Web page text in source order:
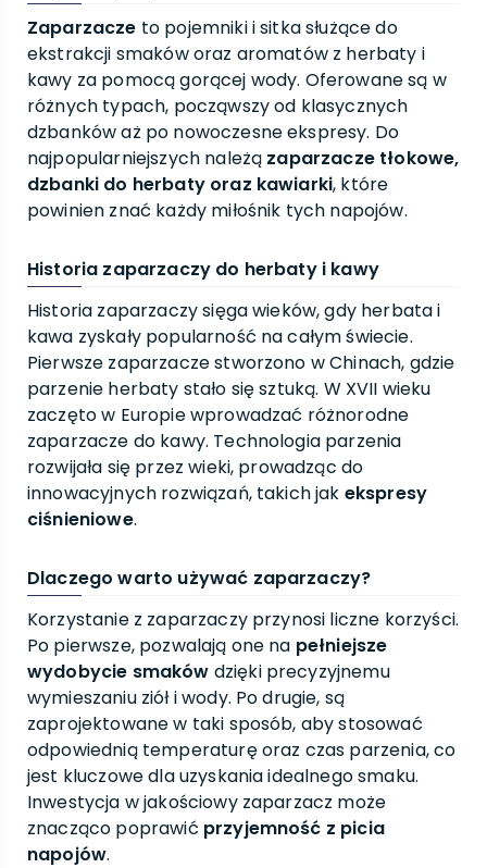
Zaparzacze to pojemniki i sitka służące do
ekstrakcji smaków oraz aromatów z herbaty i
kawy za pomocą gorącej wody. Oferowane są w
różnych typach, począwszy od klasycznych
dzbanków aż po nowoczesne ekspresy. Do
najpopularniejszych należą zaparzacze tłokowe,
dzbanki do herbaty oraz kawiarki, które
powinien znać każdy miłośnik tych napojów.
Historia zaparzaczy do herbaty i kawy
Historia zaparzaczy sięga wieków, gdy herbata i
kawa zyskały popularność na całym świecie.
Pierwsze zaparzacze stworzono w Chinach, gdzie
parzenie herbaty stało się sztuką. W XVII wieku
zaczęto w Europie wprowadzać różnorodne
zaparzacze do kawy. Technologia parzenia
rozwijała się przez wieki, prowadząc do
innowacyjnych rozwiązań, takich jak ekspresy
ciśnieniowe.
Dlaczego warto używać zaparzaczy?
Korzystanie z zaparzaczy przynosi liczne korzyści.
Po pierwsze, pozwalają one na pełniejsze
wydobycie smaków dzięki precyzyjnemu
wymieszaniu ziół i wody. Po drugie, są
zaprojektowane w taki sposób, aby stosować
odpowiednią temperaturę oraz czas parzenia, co
jest kluczowe dla uzyskania idealnego smaku.
Inwestycja w jakościowy zaparzacz może
znacząco poprawić przyjemność z picia
napojów.